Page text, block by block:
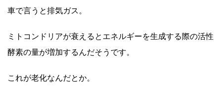
車で言うと排気ガス。
ミトコンドリアが衰えるとエネルギーを生成する際の活性
酵素の量が増加するんだそうです。
これが老化なんだとか。